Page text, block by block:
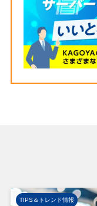
TIPS＆トレンド情報